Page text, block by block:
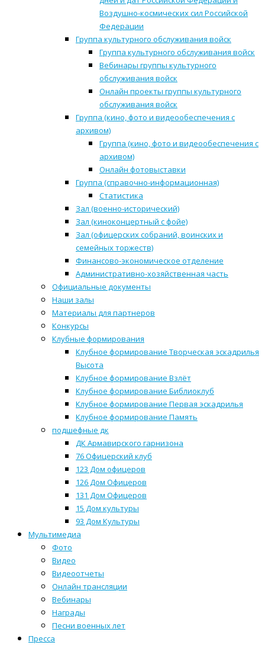
Воздушно-космических сил Российской
Федерации
Группа культурного обслуживания войск
Группа культурного обслуживания войск
Вебинары группы культурного
обслуживания войск
Онлайн проекты группы культурного
обслуживания войск
Группа (кино, фото и видеообеспечения с
архивом)
Группа (кино, фото и видеообеспечения с
архивом)
Онлайн фотовыставки
Группа (справочно-информационная)
Статистика
Зал (военно-исторический)
Зал (киноконцертный с фойе)
Зал (офицерских собраний, воинских и
семейных торжеств)
Финансово-экономическое отделение
Административно-хозяйственная часть
Официальные документы
Наши залы
Материалы для партнеров
Конкурсы
Клубные формирования
Клубное формирование Творческая эскадрилья
Высота
Клубное формирование Взлёт
Клубное формирование Библиоклуб
Клубное формирование Первая эскадрилья
Клубное формирование Память
подшефные дк
ДК Армавирского гарнизона
76 Офицерский клуб
123 Дом офицеров
126 Дом Офицеров
131 Дом Офицеров
15 Дом культуры
93 Дом Культуры
Мультимедиа
Фото
Видео
Видеоотчеты
Онлайн трансляции
Вебинары
Награды
Песни военных лет
Пресса